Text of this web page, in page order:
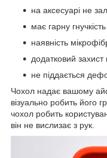
на аксесуарі не
має гарну
наявність
додатковий
не піддається
Чохол надає вашому
візуально робить його
чохол робить
він не вислизає з рук.